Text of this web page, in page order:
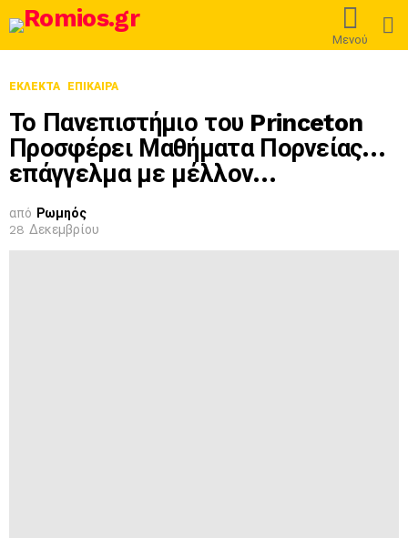
Μενού
ΕΚΛΕΚΤΆ ΕΠΊΚΑΙΡΑ
Το Πανεπιστήμιο του Princeton
Προσφέρει Μαθήματα Πορνείας…
επάγγελμα με μέλλον…
από Ρωμηός
28 Δεκεμβρίου